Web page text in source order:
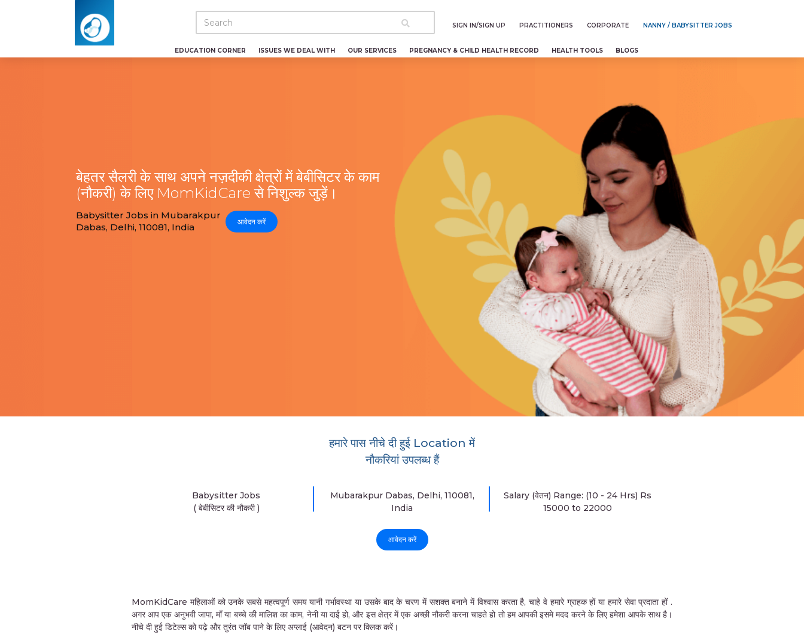
SIGN IN/SIGN UP PRACTITIONERS CORPORATE NANNY / BABYSITTER JOBS
EDUCATION CORNER ISSUES WE DEAL WITH OUR SERVICES PREGNANCY & CHILD HEALTH RECORD HEALTH TOOLS BLOGS
बेहतर सैलरी के साथ अपने नज़दीकी क्षेत्रों में बेबीसिटर के काम
(नौकरी) के लिए MomKidCare से निशुल्क जुड़ें।
Babysitter Jobs in Mubarakpur
Dabas, Delhi, 110081, India
आवेदन करें
हमारे पास नीचे दी हुई Location में
नौकरियां उपलब्ध हैं
Babysitter Jobs
( बेबीसिटर की नौकरी )
Mubarakpur Dabas, Delhi, 110081,
India
Salary (वेतन) Range: (10 - 24 Hrs) Rs
15000 to 22000
आवेदन करें
MomKidCare महिलाओं को उनके सबसे महत्वपूर्ण समय यानी गर्भावस्था या उसके बाद के चरण में सशक्त बनाने में विश्वास करता है, चाहे वे हमारे ग्राहक हों या हमारे सेवा प्रदाता हों .
अगर आप एक अनुभवी जापा, माँ या बच्चे की मालिश का काम, नेनी या दाई हो, और इस क्षेत्र में एक अच्छी नौकरी करना चाहते हो तो हम आपकी इसमे मदद करने के लिए हमेशा आपके साथ है।
नीचे दी हुई डिटेल्स को पढ़े और तुरंत जॉब पाने के लिए अप्लाई (आवेदन) बटन पर क्लिक करें।